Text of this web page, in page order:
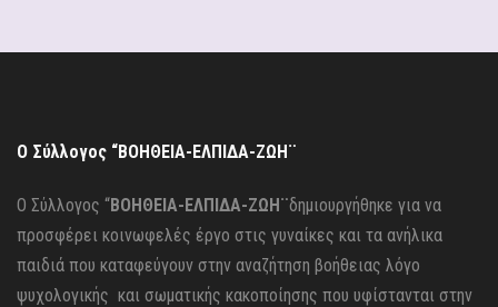
Ο Σύλλογος “ΒΟΗΘΕΙΑ-ΕΛΠΙΔΑ-ΖΩΗ¨
Ο Σύλλογος “ΒΟΗΘΕΙΑ-ΕΛΠΙΔΑ-ΖΩΗ¨δημιουργήθηκε για να
προσφέρει κοινωφελές έργο στις γυναίκες και τα ανήλικα
παιδιά που καταφεύγουν στην αναζήτηση βοήθειας λόγο
ψυχολογικής και σωματικής κακοποίησης που υφίστανται στην